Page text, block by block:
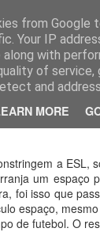
from Google
Your IP
along with
of service,
and
MORE
a ESL,
um espaço
foi isso que
espaço,
de futebol. O